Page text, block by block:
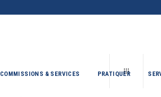
COMMISSIONS & SERVICES PRATIQUER